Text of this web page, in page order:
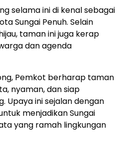
selama ini di kenal sebagai
Sungai Penuh. Selain
taman ini juga kerap
dan agenda
Pemkot berharap taman
nyaman, dan siap
Upaya ini sejalan dengan
menjadikan Sungai
yang ramah lingkungan